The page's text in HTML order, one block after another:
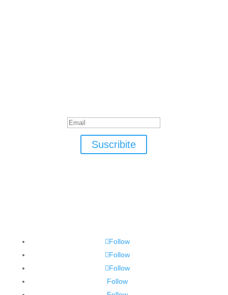
Suscribite
Follow
Follow
Follow
Follow